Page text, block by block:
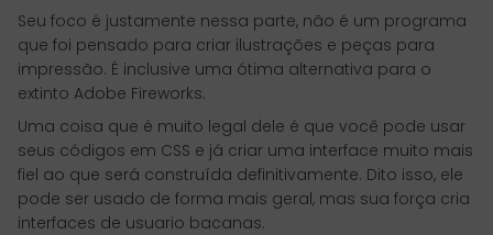
Seu foco é justamente nessa parte, não é um programa
que foi pensado para criar ilustrações e peças para
impressão. É inclusive uma ótima alternativa para o
extinto Adobe Fireworks.
Uma coisa que é muito legal dele é que você pode usar
seus códigos em CSS e já criar uma interface muito mais
fiel ao que será construída definitivamente. Dito isso, ele
pode ser usado de forma mais geral, mas sua força cria
interfaces de usuario bacanas.